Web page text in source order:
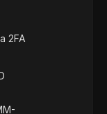
2FA